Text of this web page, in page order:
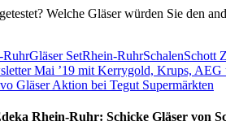
Welche Gläser würden Sie den
RuhrGläser SetRhein-RuhrSchalenSchott
Mai ’19 mit Kerrygold, Krups, AEG
Gläser Aktion bei Tegut Supermärkten
Rhein-Ruhr: Schicke Gläser von